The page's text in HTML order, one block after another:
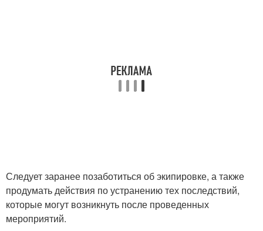
Следует заранее позаботиться об экипировке, а также
продумать действия по устранению тех последствий,
которые могут возникнуть после проведенных
мероприятий.